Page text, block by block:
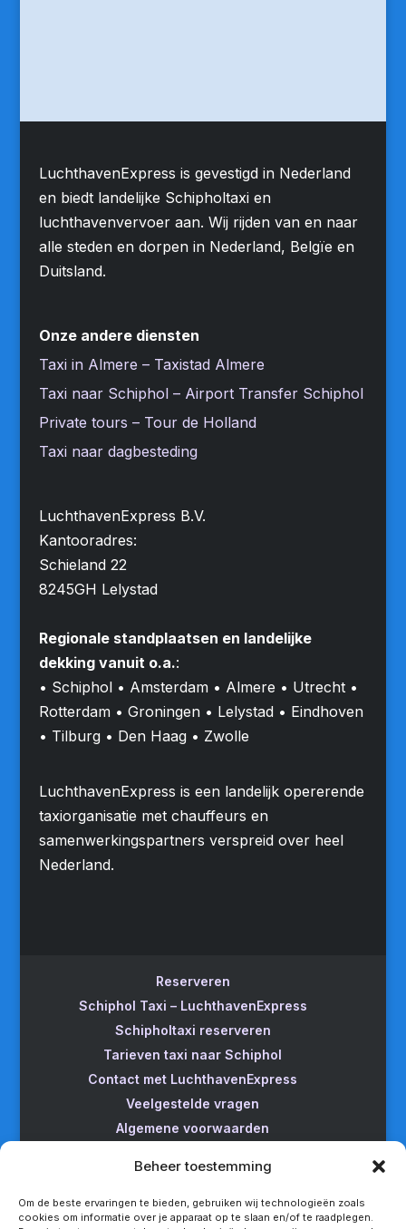
Beheer toestemming
Om de beste ervaringen te bieden, gebruiken wij technologieën zoals
cookies om informatie over je apparaat op te slaan en/of te raadplegen.
LuchthavenExpress is gevestigd in Nederland
en biedt landelijke Schipholtaxi en
luchthavenvervoer aan. Wij rijden van en naar
alle steden en dorpen in Nederland, Belgïe en
Duitsland.
Onze andere diensten
Taxi in Almere – Taxistad Almere
Taxi naar Schiphol – Airport Transfer Schiphol
Private tours – Tour de Holland
Taxi naar dagbesteding
LuchthavenExpress B.V.
Kantooradres:
Schieland 22
8245GH Lelystad
Regionale standplaatsen en landelijke
dekking vanuit o.a.:
• Schiphol • Amsterdam • Almere • Utrecht •
Rotterdam • Groningen • Lelystad • Eindhoven
• Tilburg • Den Haag • Zwolle
LuchthavenExpress is een landelijk opererende
taxiorganisatie met chauffeurs en
samenwerkingspartners verspreid over heel
Nederland.
Reserveren
Schiphol Taxi – LuchthavenExpress
Schipholtaxi reserveren
Tarieven taxi naar Schiphol
Contact met LuchthavenExpress
Veelgestelde vragen
Algemene voorwaarden
Taxi van Almere naar Schiphol
Taxi Amsterdam naar Schiphol